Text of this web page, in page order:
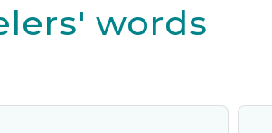
words